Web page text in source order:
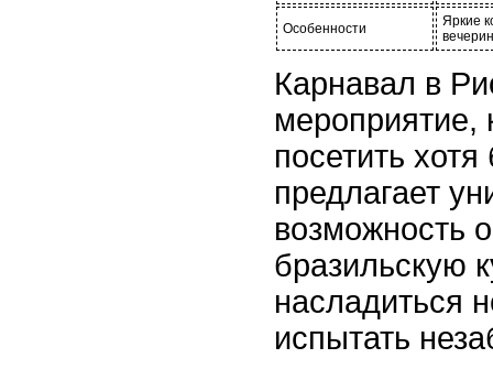
Особенности
Яркие
Карнавал в
мероприятие,
посетить
предлагает
возможность
бразильскую
насладиться
испытать